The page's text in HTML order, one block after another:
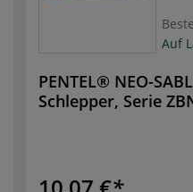
Auf
PENTEL® NEO-
Schlepper, Serie